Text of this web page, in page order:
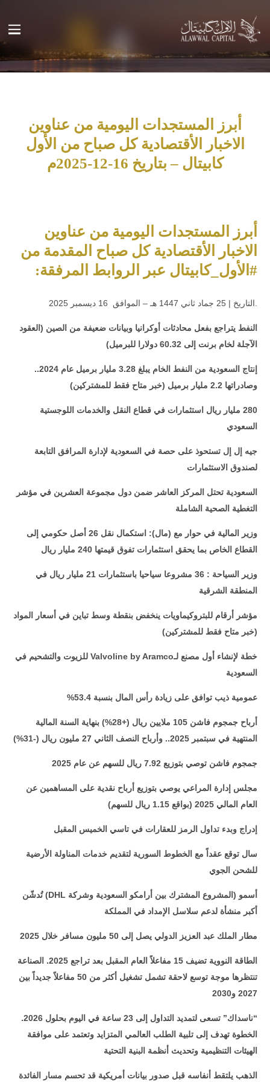
أبرز المستجدات اليومية من عناوين
الاخبار الأقتصادية كل صباح من الأول
كابيتال – بتاريخ 16-12-2025م
أبرز المستجدات اليومية من عناوين
الاخبار الأقتصادية كل صباح المقدمة من
#الأول_كابيتال عبر الروابط المرفقة:
.التاريخ | 25 جماد ثاني 1447 هـ – الموافق 16 ديسمبر 2025
النفط يتراجع بفعل محادثات أوكرانيا وبيانات ضعيفة من الصين (العقود
الآجلة لخام برنت إلى 60.32 دولارا للبرميل)
إنتاج السعودية من النفط الخام يبلغ 3.28 مليار برميل عام 2024..
وصادراتها 2.2 مليار برميل (خبر متاح فقط للمشتركين)
280 مليار ريال استثمارات في قطاع النقل والخدمات اللوجستية
السعودي
جيه إل إل تستحوذ على حصة في السعودية لإدارة المرافق التابعة
لصندوق الاستثمارات
السعودية تحتل المركز العاشر ضمن دول مجموعة العشرين في مؤشر
التغطية الصحية الشاملة
وزير المالية في حوار مع (مال): استكمال نقل 26 أصل حكومي إلى
القطاع الخاص بما يحقق استثمارات تفوق قيمتها 240 مليار ريال
وزير السياحة : 36 مشروعا سياحيا باستثمارات 21 مليار ريال في
المنطقة الشرقية
مؤشر أرقام للبتروكيماويات ينخفض بنقطة وسط تباين في أسعار المواد
(خبر متاح فقط للمشتركين)
خطة لإنشاء أول مصنع لـValvoline by Aramco للزيوت والتشحيم في
السعودية
عمومية ذيب توافق على زيادة رأس المال بنسبة 53.4%
أرباح جمجوم فاشن 105 ملايين ريال (+28%) بنهاية السنة المالية
المنتهية في سبتمبر 2025.. وأرباح النصف الثاني 27 مليون ريال (-31%)
جمجوم فاشن توصي بتوزيع 7.92 ريال للسهم عن عام 2025
مجلس إدارة المراعي يوصي بتوزيع أرباح نقدية على المساهمين عن
العام المالي 2025 (بواقع 1.15 ريال للسهم)
إدراج وبدء تداول الرمز للعقارات في تاسي الخميس المقبل
سال توقع عقداً مع الخطوط السورية لتقديم خدمات المناولة الأرضية
للشحن الجوي
أسمو (المشروع المشترك بين أرامكو السعودية وشركة DHL) تُدشّن
أكبر منشأة لدعم سلاسل الإمداد في المملكة
مطار الملك عبد العزيز الدولي يصل إلى 50 مليون مسافر خلال 2025
الطاقة النووية تضيف 15 مفاعلاً العام المقبل بعد تراجع 2025. الصناعة
تنتظرها موجة توسع لاحقة تشمل تشغيل أكثر من 50 مفاعلاً جديداً بين
2027 و2030
“
ناسداك” تسعى لتمديد التداول إلى 23 ساعة في اليوم بحلول 2026.
الخطوة تهدف إلى تلبية الطلب العالمي المتزايد وتعتمد على موافقة
الهيئات التنظيمية وتحديث أنظمة البنية التحتية
الذهب يلتقط أنفاسه قبل صدور بيانات أمريكية قد تحسم مسار الفائدة